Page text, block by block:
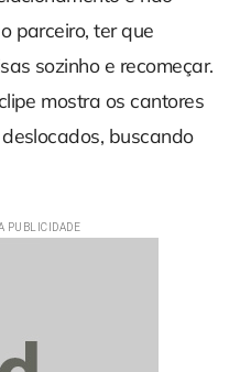
parceiro, ter que
sozinho e recomeçar.
mostra os cantores
buscando